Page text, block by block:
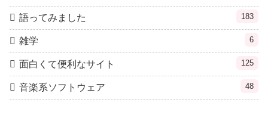
語ってみました 183
雑学 6
面白くて便利なサイト 125
音楽系ソフトウェア 48